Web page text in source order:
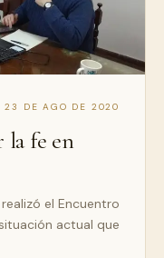
23 DE AGO DE 2020
fe en
el Encuentro
actual que